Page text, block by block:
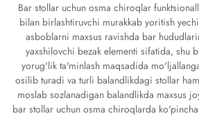
Bar stollar uchun osma chiroqlar
bilan birlashtiruvchi murakkab yoritish
asboblarni maxsus ravishda bar
yaxshilovchi bezak elementi sifatida, shu
yorug'lik ta'minlash maqsadida
osilib turadi va turli balandlikdagi stollar
moslab sozlanadigan balandlikda maxsus
bar stollar uchun osma chiroqlarda